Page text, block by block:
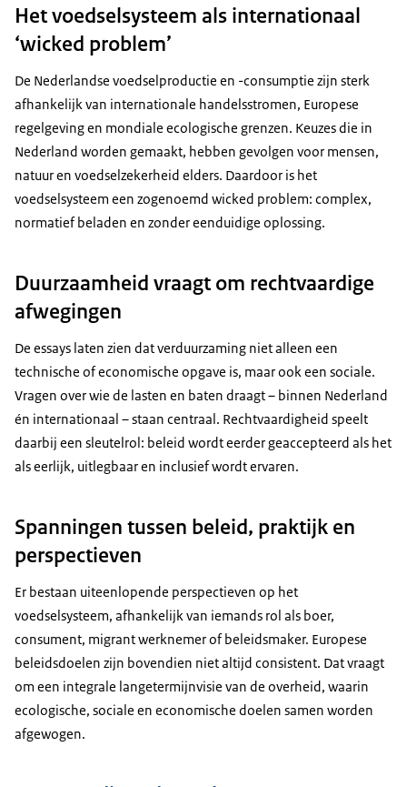
Het voedselsysteem als internationaal
‘wicked problem’
De Nederlandse voedselproductie en -consumptie zijn sterk
afhankelijk van internationale handelsstromen, Europese
regelgeving en mondiale ecologische grenzen. Keuzes die in
Nederland worden gemaakt, hebben gevolgen voor mensen,
natuur en voedselzekerheid elders. Daardoor is het
voedselsysteem een zogenoemd wicked problem: complex,
normatief beladen en zonder eenduidige oplossing.
Duurzaamheid vraagt om rechtvaardige
afwegingen
De essays laten zien dat verduurzaming niet alleen een
technische of economische opgave is, maar ook een sociale.
Vragen over wie de lasten en baten draagt – binnen Nederland
én internationaal – staan centraal. Rechtvaardigheid speelt
daarbij een sleutelrol: beleid wordt eerder geaccepteerd als het
als eerlijk, uitlegbaar en inclusief wordt ervaren.
Spanningen tussen beleid, praktijk en
perspectieven
Er bestaan uiteenlopende perspectieven op het
voedselsysteem, afhankelijk van iemands rol als boer,
consument, migrant werknemer of beleidsmaker. Europese
beleidsdoelen zijn bovendien niet altijd consistent. Dat vraagt
om een integrale langetermijnvisie van de overheid, waarin
ecologische, sociale en economische doelen samen worden
afgewogen.